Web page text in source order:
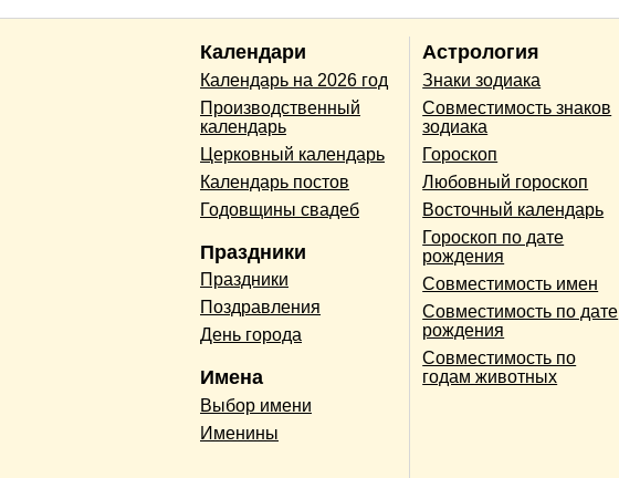
Календари
Календарь на 2026 год
Производственный
календарь
Церковный календарь
Календарь постов
Годовщины свадеб
Праздники
Праздники
Поздравления
День города
Имена
Выбор имени
Именины
Астрология
Знаки зодиака
Совместимость знаков
зодиака
Гороскоп
Любовный гороскоп
Восточный календарь
Гороскоп по дате
рождения
Совместимость имен
Совместимость по дате
рождения
Совместимость по
годам животных